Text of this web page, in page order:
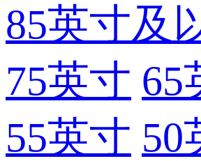
85英寸及
75英寸 65
55英寸 50